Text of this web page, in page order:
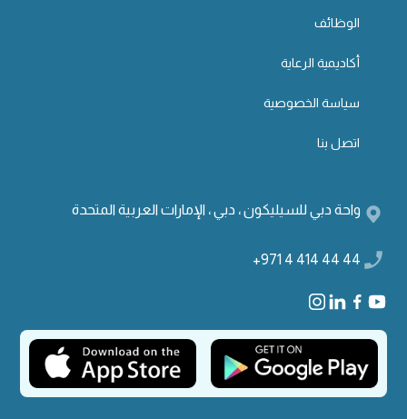
الوظائف
أكاديمية الرعاية
سياسة الخصوصية
اتصل بنا
واحة دبي للسيليكون ، دبي ، الإمارات العربية المتحدة
+971 4 414 44 44